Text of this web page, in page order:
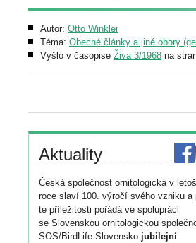
Autor: Otto Winkler
Téma: Obecné články a jiné obory
Vyšlo v časopise Živa 3/1968 na
Aktuality
Česká společnost ornitologická v
roce slaví 100. výročí svého vzniku a
té příležitosti pořádá ve spolupráci
se Slovenskou ornitologickou
SOS/BirdLife Slovensko jubilejní